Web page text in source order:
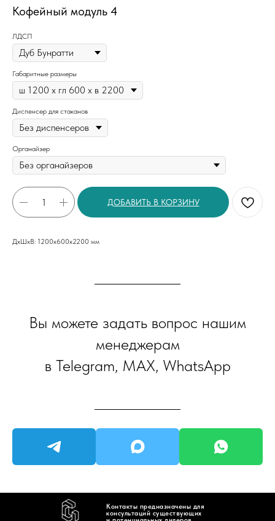
Кофейный модуль 4
ЛДСП
Габаритные размеры
Диспенсер для стаканов
Органайзер
ДОБАВИТЬ В КОРЗИНУ
ДxШxВ: 1200x600x2200 мм
Вы можете задать вопрос нашим
менеджерам
в Telegram, MAX, WhatsApp
Контакты предназначены для
консультаций существующих